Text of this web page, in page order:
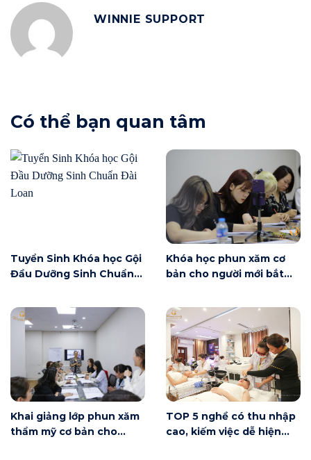
WINNIE SUPPORT
Có thể bạn quan tâm
Tuyển Sinh Khóa học Gội
Đầu Dưỡng Sinh Chuẩn
Khóa học phun xăm cơ
bản cho người mới bắt
có gì?
Khai giảng lớp phun xăm
thẩm mỹ cơ bản cho
TOP 5 nghề có thu nhập
cao, kiếm việc dễ hiện